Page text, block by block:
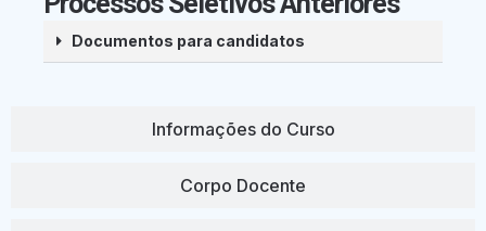
Informações do Curso
Corpo Docente
Documentos para candidatos